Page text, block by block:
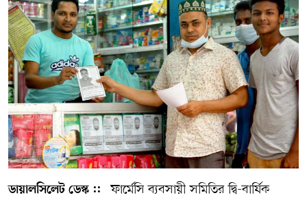
ডায়ালসিলেট ডেস্ক ::
ফার্মেসি ব্যবসায়ী সমিতির দ্বি-বার্ষিক
সম্পাদকীয় কলাম
ABOUT US
DIAL SYLHET